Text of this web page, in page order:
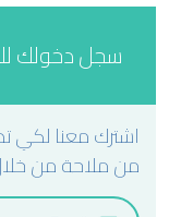
سجل دخولك
اشترك معنا لكي
من ملاحة من